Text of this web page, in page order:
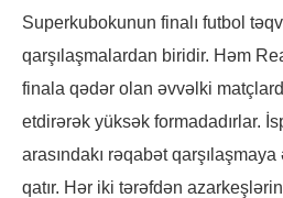
Superkubokunun finalı futbol
qarşılaşmalardan biridir. Həm
finala qədər olan əvvəlki
etdirərək yüksək formadadırlar.
arasındakı rəqabət
qatır. Hər iki tərəfdən